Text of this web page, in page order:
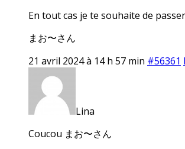
En tout cas je te souhaite de
まお〜さん
21 avril 2024 à 14 h 57 min #56361
Lina
Coucou まお〜さん